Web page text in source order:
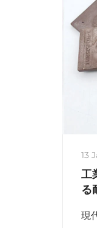
13
工
る
現